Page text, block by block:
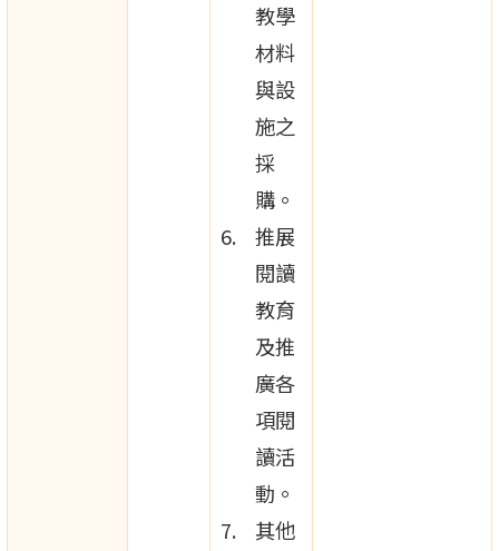
教學
材料
與設
施之
採
購。
推展
閱讀
教育
及推
廣各
項閱
讀活
動。
其他